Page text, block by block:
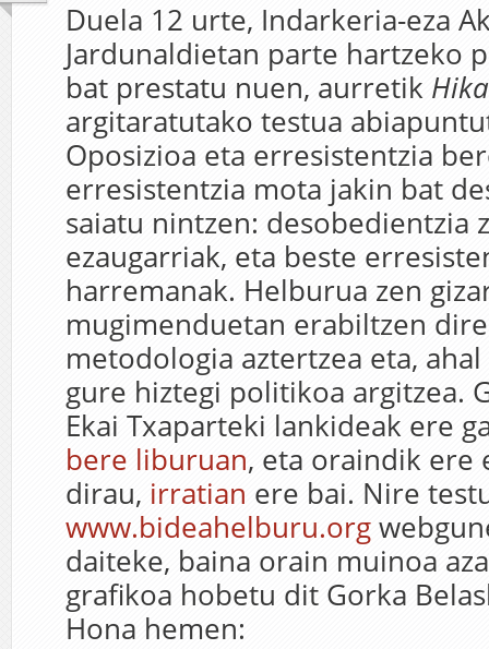
Duela 12 urte, Indarkeria-eza
Jardunaldietan parte hartzeko
bat prestatu nuen, aurretik Hika
argitaratutako testua
Oposizioa eta erresistentzia
erresistentzia mota jakin bat
saiatu nintzen: desobedientzia
ezaugarriak, eta beste
harremanak. Helburua zen
mugimenduetan erabiltzen
metodologia aztertzea eta,
gure hiztegi politikoa argitzea.
Ekai Txaparteki lankideak ere
bere liburuan, eta oraindik ere
dirau, irratian ere bai. Nire
www.bideahelburu.org
daiteke, baina orain muinoa
grafikoa hobetu dit Gorka
Hona hemen: